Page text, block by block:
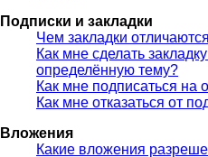
Подписки и закладки
Чем закладки
Как мне сделать
определённую тему?
Как мне подписаться
Как мне отказаться от
Вложения
Какие вложения